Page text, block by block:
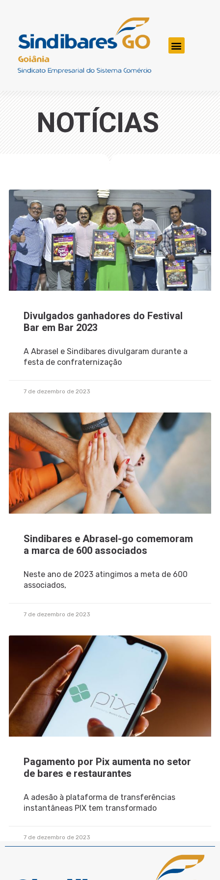
NOTÍCIAS
Divulgados ganhadores do Festival
Bar em Bar 2023
A Abrasel e Sindibares divulgaram durante a
festa de confraternização
7 de dezembro de 2023
Sindibares e Abrasel-go comemoram
a marca de 600 associados
Neste ano de 2023 atingimos a meta de 600
associados,
7 de dezembro de 2023
Pagamento por Pix aumenta no setor
de bares e restaurantes
A adesão à plataforma de transferências
instantâneas PIX tem transformado
7 de dezembro de 2023